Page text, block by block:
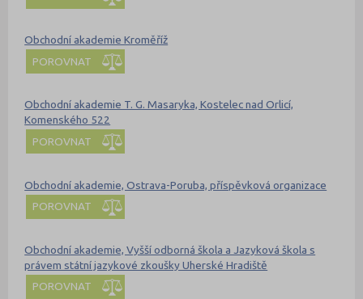
Obchodní akademie Kroměříž
POROVNAT
Obchodní akademie T. G. Masaryka, Kostelec nad Orlicí,
Komenského 522
POROVNAT
Obchodní akademie, Ostrava-Poruba, příspěvková organizace
POROVNAT
Obchodní akademie, Vyšší odborná škola a Jazyková škola s
právem státní jazykové zkoušky Uherské Hradiště
POROVNAT